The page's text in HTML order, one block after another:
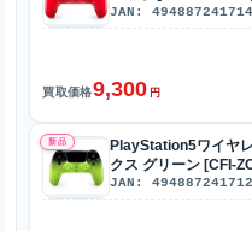
JAN:
買取価格9,300 円
新品
PlayStation5ワイヤ
クス グリーン [CFI-
JAN: